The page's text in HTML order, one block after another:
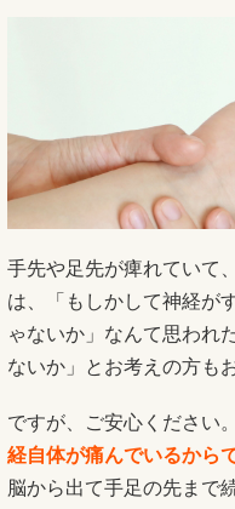
手先や足先が痺れていて
は、「もしかして神経が
ゃないか」なんて思われ
ないか」とお考えの方も
ですが、ご安心ください
経自体が痛んでいるから
脳から出て手足の先まで